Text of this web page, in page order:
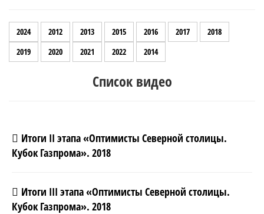
2024 2012 2013 2015 2016 2017
2018
2019
2020 2021 2022 2014
Список видео
Итоги II этапа «Оптимисты Северной столицы.
Кубок Газпрома». 2018
Итоги III этапа «Оптимисты Северной столицы.
Кубок Газпрома». 2018